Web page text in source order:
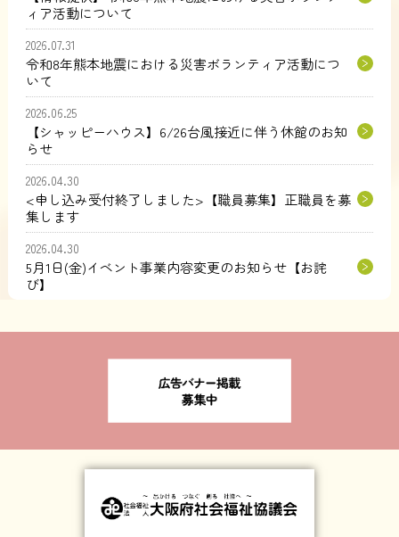
ィア活動について
2026.07.31
令和8年熊本地震における災害ボランティア活動につ
いて
2026.06.25
【シャッピーハウス】6/26台風接近に伴う休館のお知
らせ
2026.04.30
<申し込み受付終了しました>【職員募集】正職員を募
集します
2026.04.30
5月1日(金)イベント事業内容変更のお知らせ【お詫
び】